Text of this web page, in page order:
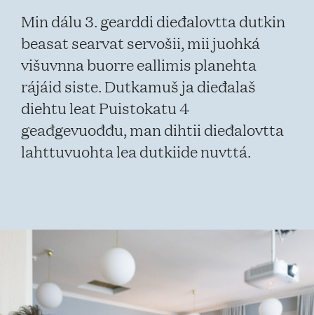
Min dálu 3. gearddi dieđalovtta dutkin
beasat searvat servošii, mii juohká
višuvnna buorre eallimis planehta
rájáid siste. Dutkamuš ja dieđalaš
diehtu leat Puistokatu 4
geađgevuođđu, man dihtii dieđalovtta
lahttuvuohta lea dutkiide nuvttá.